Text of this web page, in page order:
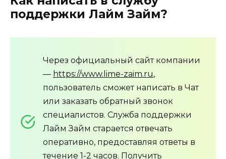
поддержки Лайм Займ?
Через официальный сайт компании
— https://www.lime-zaim.ru,
пользователь сможет написать в Чат
или заказать обратный звонок
специалистов. Служба поддержки
Лайм Займ старается отвечать
оперативно, предоставляя ответы в
течение 1-2 часов. Получить